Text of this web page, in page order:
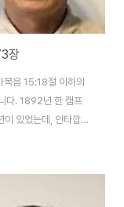
장
음 15:18절 이하의
다. 1892년 한 캠프
이 있었는데, 안타깝게
수는 그가 크리스천
떠나 방황하던 나 이